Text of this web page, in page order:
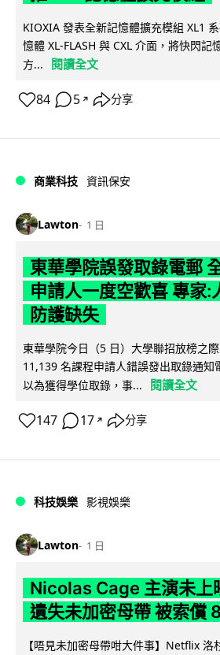
KIOXIA 發表全新記憶體擴充模組 XL1
憶體 XL-FLASH 與 CXL 介面，將快閃記
方...
閱讀全文
84 5 ↗ 分享
商業科技 資訊保安
Lawton 1 日
東華學院誤發取錄電郵
申請人一度空歡喜 專家:
防護缺失
東華學院今日（5 日）大學聯招放榜之
11,139 名課程申請人錯誤發出取錄通知
以為獲得學位取錄，事...
閱讀全文
147 17 ↗ 分享
科技娛樂 影視娛樂
Lawton 1 日
Nicolas Cage 主演未
遺失未加密母帶 被索償
【唔見未加密母帶咁大件事】Netflix 洛